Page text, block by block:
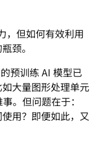
，但如何有效利用
颈。
预训练 AI 模型已
大量图形处理单元
。但问题在于：
用？即便如此，又